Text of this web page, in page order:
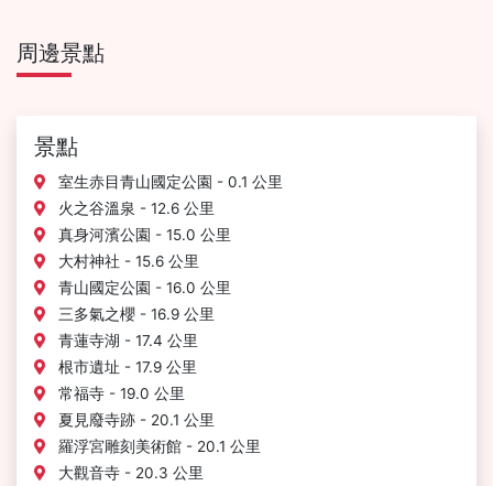
周邊景點
景點
室生赤目青山國定公園 - 0.1 公里
火之谷溫泉 - 12.6 公里
真身河濱公園 - 15.0 公里
大村神社 - 15.6 公里
青山國定公園 - 16.0 公里
三多氣之櫻 - 16.9 公里
青蓮寺湖 - 17.4 公里
根市遺址 - 17.9 公里
常福寺 - 19.0 公里
夏見廢寺跡 - 20.1 公里
羅浮宮雕刻美術館 - 20.1 公里
大觀音寺 - 20.3 公里